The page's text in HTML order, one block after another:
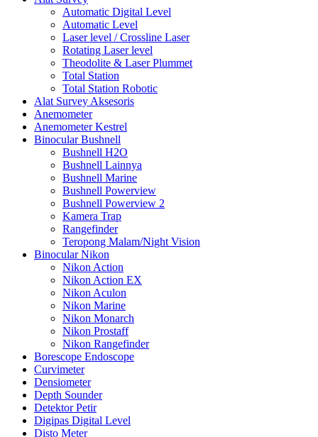
Automatic Digital Level
Automatic Level
Laser level / Crossline Laser
Rotating Laser level
Theodolite & Laser Plummet
Total Station
Total Station Robotic
Alat Survey Aksesoris
Anemometer
Anemometer Kestrel
Binocular Bushnell
Bushnell H2O
Bushnell Lainnya
Bushnell Marine
Bushnell Powerview
Bushnell Powerview 2
Kamera Trap
Rangefinder
Teropong Malam/Night Vision
Binocular Nikon
Nikon Action
Nikon Action EX
Nikon Aculon
Nikon Marine
Nikon Monarch
Nikon Prostaff
Nikon Rangefinder
Borescope Endoscope
Curvimeter
Densiometer
Depth Sounder
Detektor Petir
Digipas Digital Level
Disto Meter